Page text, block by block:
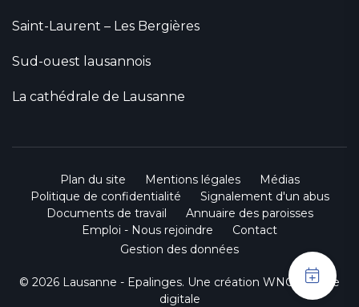
Saint-Laurent – Les Bergières
Sud-ouest lausannois
La cathédrale de Lausanne
Plan du site Mentions légales
Médias
Politique de confidentialité
Signalement d'un abus
Documents de travail
Annuaire des paroisses
Emploi - Nous rejoindre
Contact
Gestion des données
© 2026 Lausanne - Epalinges. Une création WNG agence
digitale